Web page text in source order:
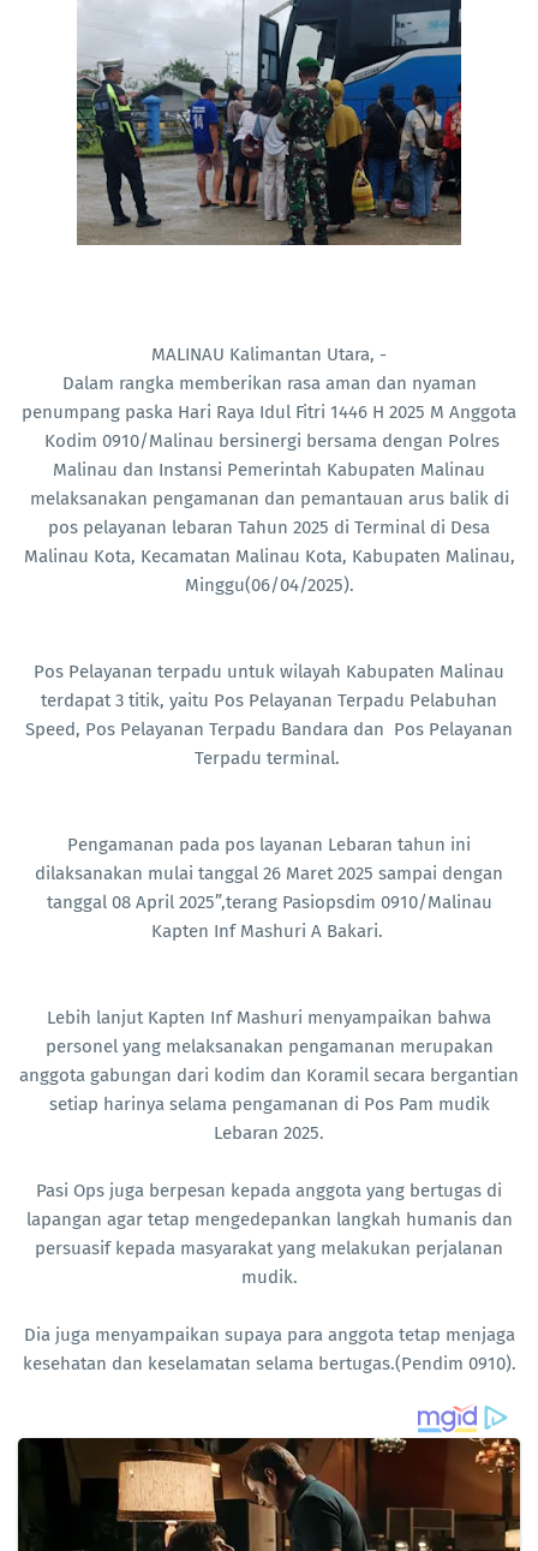
MALINAU Kalimantan Utara, -
Dalam rangka memberikan rasa aman dan nyaman
penumpang paska Hari Raya Idul Fitri 1446 H 2025 M Anggota
Kodim 0910/Malinau bersinergi bersama dengan Polres
Malinau dan Instansi Pemerintah Kabupaten Malinau
melaksanakan pengamanan dan pemantauan arus balik di
pos pelayanan lebaran Tahun 2025 di Terminal di Desa
Malinau Kota, Kecamatan Malinau Kota, Kabupaten Malinau,
Minggu(06/04/2025).
Pos Pelayanan terpadu untuk wilayah Kabupaten Malinau
terdapat 3 titik, yaitu Pos Pelayanan Terpadu Pelabuhan
Speed, Pos Pelayanan Terpadu Bandara dan Pos Pelayanan
Terpadu terminal.
Pengamanan pada pos layanan Lebaran tahun ini
dilaksanakan mulai tanggal 26 Maret 2025 sampai dengan
tanggal 08 April 2025”,terang Pasiopsdim 0910/Malinau
Kapten Inf Mashuri A Bakari.
Lebih lanjut Kapten Inf Mashuri menyampaikan bahwa
personel yang melaksanakan pengamanan merupakan
anggota gabungan dari kodim dan Koramil secara bergantian
setiap harinya selama pengamanan di Pos Pam mudik
Lebaran 2025.
Pasi Ops juga berpesan kepada anggota yang bertugas di
lapangan agar tetap mengedepankan langkah humanis dan
persuasif kepada masyarakat yang melakukan perjalanan
mudik.
Dia juga menyampaikan supaya para anggota tetap menjaga
kesehatan dan keselamatan selama bertugas.(Pendim 0910).